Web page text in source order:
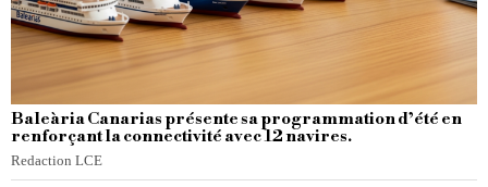
Baleària Canarias présente sa programmation d’été en
renforçant la connectivité avec 12 navires.
Redaction LCE